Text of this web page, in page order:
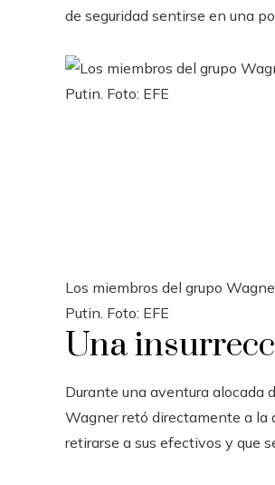
de seguridad sentirse en una
Los miembros del grupo
Putin. Foto: EFE
Una
Durante una aventura alocada
Wagner retó directamente a la
retirarse a sus efectivos y que